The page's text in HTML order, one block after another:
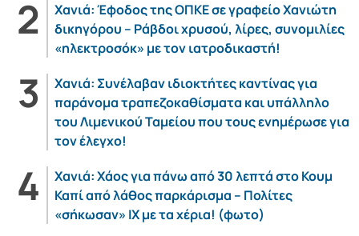
Χανιά: Έφοδος της ΟΠΚΕ σε γραφείο Χανιώτη
δικηγόρου – Ράβδοι χρυσού, λίρες, συνομιλίες
«ηλεκτροσόκ» με τον ιατροδικαστή!
Χανιά: Συνέλαβαν ιδιοκτήτες καντίνας για
παράνομα τραπεζοκαθίσματα και υπάλληλο
του Λιμενικού Ταμείου που τους ενημέρωσε για
τον έλεγχο!
Χανιά: Χάος για πάνω από 30 λεπτά στο Κουμ
Καπί από λάθος παρκάρισμα – Πολίτες
«σήκωσαν» ΙΧ με τα χέρια! (φωτο)